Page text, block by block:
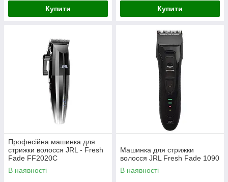
Купити Купити
Професійна машинка для
стрижки волосся JRL - Fresh
Fade FF2020C
В наявності
Машинка для стрижки
волосся JRL Fresh Fade 1090
В наявності